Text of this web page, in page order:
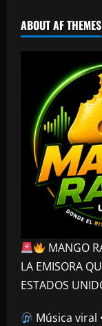
ABOUT AF THEMES
MANGO
LA EMISORA
ESTADOS
Música viral